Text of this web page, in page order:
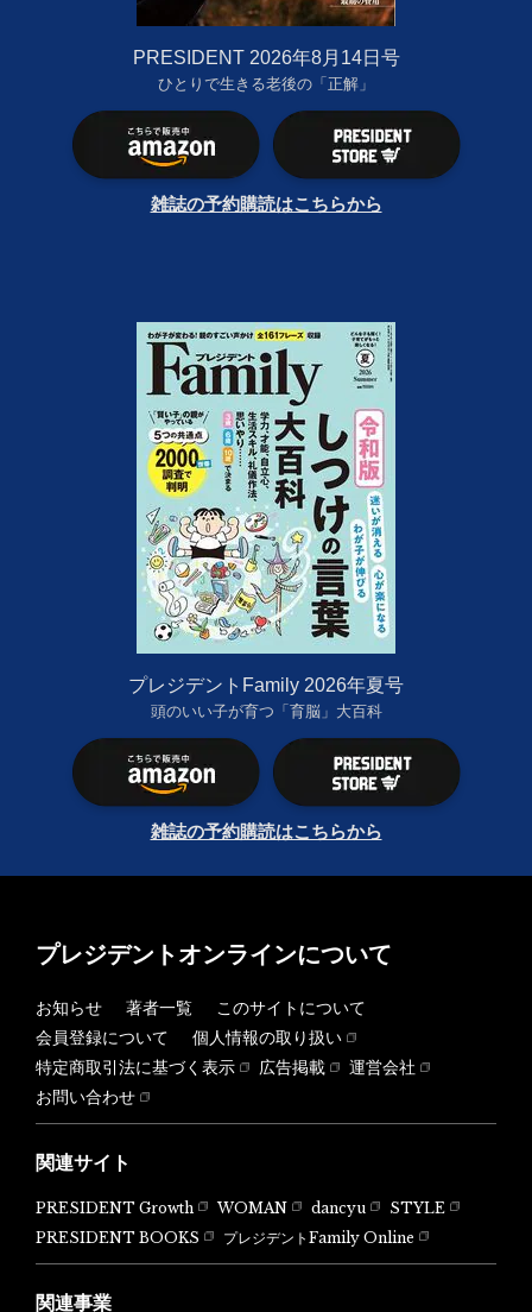
PRESIDENT 2026年8月14日号
ひとりで生きる老後の「正解」
雑誌の予約購読はこちらから
プレジデントFamily 2026年夏号
頭のいい子が育つ「育脳」大百科
雑誌の予約購読はこちらから
プレジデントオンラインについて
お知らせ 著者一覧
このサイトについて
会員登録について
個人情報の取り扱い
特定商取引法に基づく表示
広告掲載
運営会社
お問い合わせ
関連サイト
PRESIDENT Growth WOMAN dancyu
STYLE
PRESIDENT BOOKS
プレジデントFamily Online
関連事業